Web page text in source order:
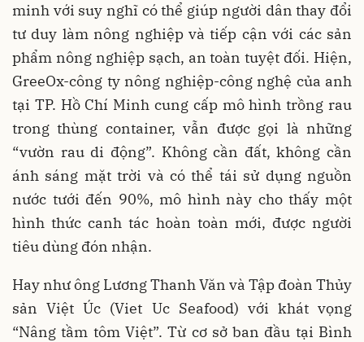
minh với suy nghĩ có thể giúp người dân thay đổi
tư duy làm nông nghiệp và tiếp cận với các sản
phẩm nông nghiệp sạch, an toàn tuyệt đối. Hiện,
GreeOx-công ty nông nghiệp-công nghệ của anh
tại TP. Hồ Chí Minh cung cấp mô hình trồng rau
trong thùng container, vẫn được gọi là những
“vườn rau di động”. Không cần đất, không cần
ánh sáng mặt trời và có thể tái sử dụng nguồn
nước tưới đến 90%, mô hình này cho thấy một
hình thức canh tác hoàn toàn mới, được người
tiêu dùng đón nhận.
Hay như ông Lương Thanh Văn và Tập đoàn Thủy
sản Việt Úc (Viet Uc Seafood) với khát vọng
“Nâng tầm tôm Việt”. Từ cơ sở ban đầu tại Bình